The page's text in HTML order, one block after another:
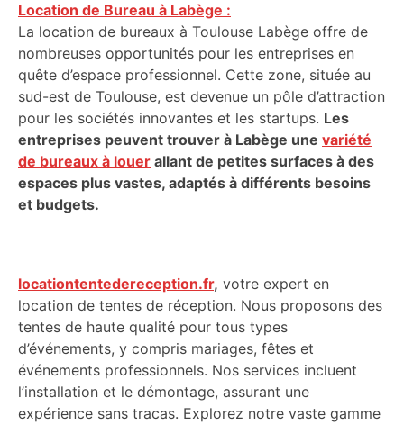
Location de Bureau à Labège :
La location de bureaux à Toulouse Labège offre de
nombreuses opportunités pour les entreprises en
quête d’espace professionnel. Cette zone, située au
sud-est de Toulouse, est devenue un pôle d’attraction
pour les sociétés innovantes et les startups. Les
entreprises peuvent trouver à Labège une variété
de bureaux à louer allant de petites surfaces à des
espaces plus vastes, adaptés à différents besoins
et budgets.
locationtentedereception.fr, votre expert en
location de tentes de réception. Nous proposons des
tentes de haute qualité pour tous types
d’événements, y compris mariages, fêtes et
événements professionnels. Nos services incluent
l’installation et le démontage, assurant une
expérience sans tracas. Explorez notre vaste gamme